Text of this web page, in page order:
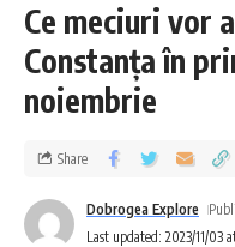
Ce meciuri vor
Constanța în
noiembrie
Last updated: 2023/11/03
Dobrogea Explore
Share